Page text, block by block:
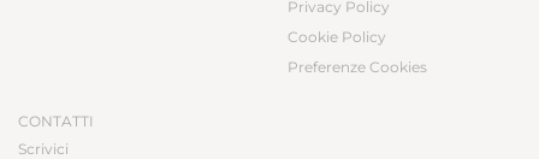
Privacy Policy
Cookie Policy
Preferenze Cookies
CONTATTI
Scrivici